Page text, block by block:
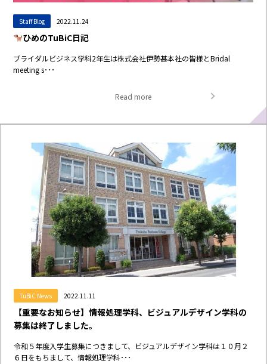
Staff Blog 2022.11.24
ひめのTuBiC日記
ブライダルビジネス学科2年生は株式会社伊勢甚本社の皆様とBridal
meeting s･･･
Read more
TuBiC News 2022.11.11
【重要なお知らせ】情報処理学科、ビジュアルデザイン学科の
募集は終了しました。
令和５年度入学生募集につきまして、ビジュアルデザイン学科は１０月２
６日をもちまして、情報処理学科･･･